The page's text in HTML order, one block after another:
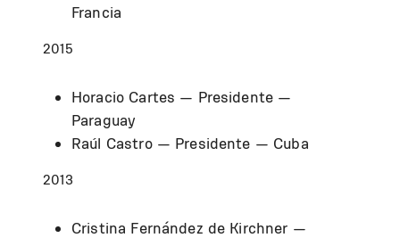
Francia
2015
Horacio Cartes — Presidente —
Paraguay
Raúl Castro — Presidente — Cuba
2013
Cristina Fernández de Kirchner —